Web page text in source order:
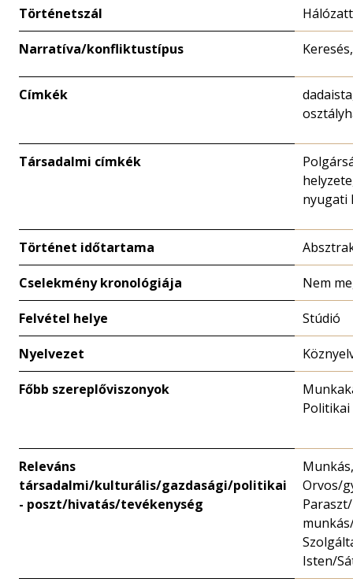
Történetszál
Narratíva/konfliktustípus
Címkék
Társadalmi címkék
nyugati
Történet időtartama
Cselekmény kronológiája Nem
Felvétel helye Stúdió
Nyelvezet
Főbb szereplőviszonyok
Politikai
Releváns
társadalmi/kulturális/gazdasági/politikai
- poszt/hivatás/tevékenység
Orvos/
Isten/